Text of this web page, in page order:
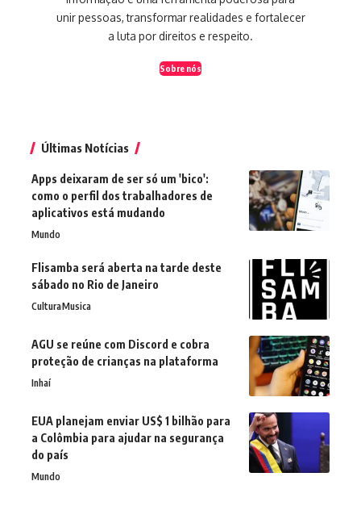
unir pessoas, transformar realidades e fortalecer
a luta por direitos e respeito.
Sobre nós
Últimas Notícias
Apps deixaram de ser só um 'bico':
como o perfil dos trabalhadores de
aplicativos está mudando
Mundo
Flisamba será aberta na tarde deste
sábado no Rio de Janeiro
CulturaMusica
AGU se reúne com Discord e cobra
proteção de crianças na plataforma
Inhaí
EUA planejam enviar US$ 1 bilhão para
a Colômbia para ajudar na segurança
do país
Mundo